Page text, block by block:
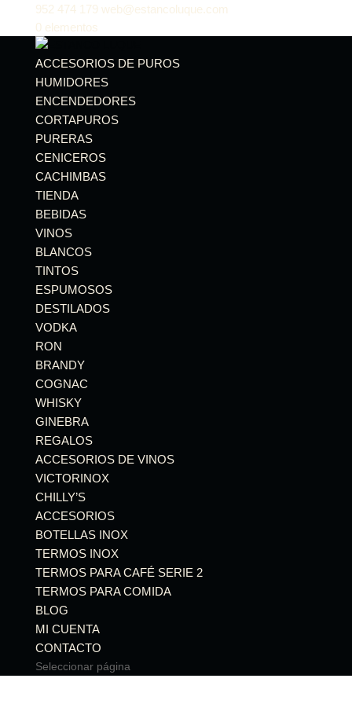
952 474 179 web@estancoluque.com
0 elementos
ACCESORIOS DE PUROS
HUMIDORES
ENCENDEDORES
CORTAPUROS
PURERAS
CENICEROS
CACHIMBAS
TIENDA
BEBIDAS
VINOS
BLANCOS
TINTOS
ESPUMOSOS
DESTILADOS
VODKA
RON
BRANDY
COGNAC
WHISKY
GINEBRA
REGALOS
ACCESORIOS DE VINOS
VICTORINOX
CHILLY’S
ACCESORIOS
BOTELLAS INOX
TERMOS INOX
TERMOS PARA CAFÉ SERIE 2
TERMOS PARA COMIDA
BLOG
MI CUENTA
CONTACTO
Seleccionar página